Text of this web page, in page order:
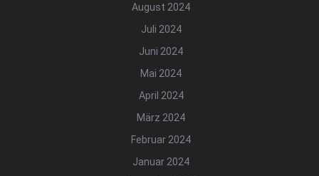
August 2024
Juli 2024
Juni 2024
Mai 2024
April 2024
März 2024
Februar 2024
Januar 2024